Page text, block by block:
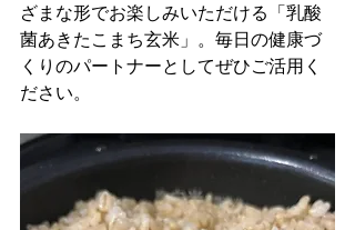
ざまな形でお楽しみいただける「乳酸
菌あきたこまち玄米」。毎日の健康づ
くりのパートナーとしてぜひご活用く
ださい。